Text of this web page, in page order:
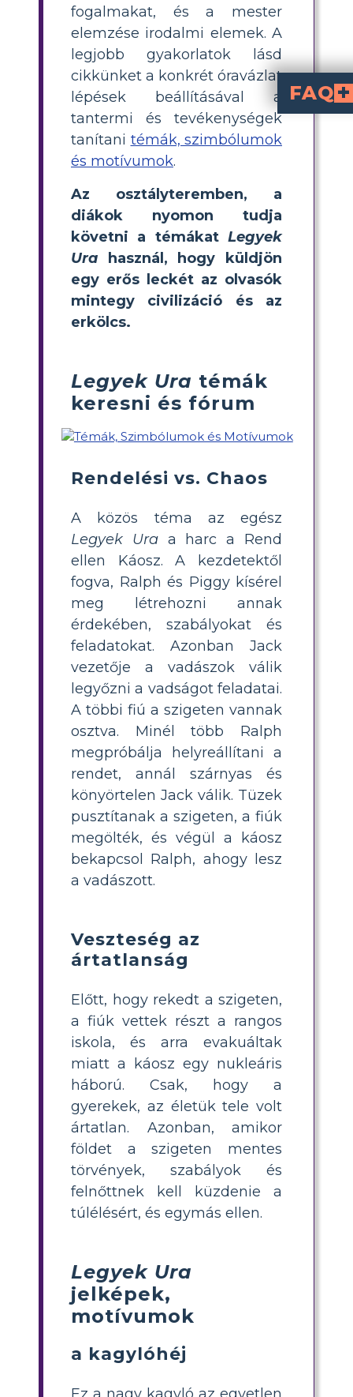
fogalmakat, és a mester
elemzése irodalmi elemek. A
legjobb gyakorlatok lásd
cikkünket a konkrét óravázlat
lépések beállításával a
tantermi és tevékenységek
tanítani témák, szimbólumok
és motívumok.
Az osztályteremben, a
diákok nyomon tudja
követni a témákat Legyek
Ura használ, hogy küldjön
egy erős leckét az olvasók
mintegy civilizáció és az
erkölcs.
Legyek Ura témák
keresni és fórum
Rendelési vs. Chaos
A közös téma az egész
Legyek Uraa harc a Rend
ellen Káosz. A kezdetektől
fogva, Ralph és Piggy kísérel
meg létrehozni annak
érdekében, szabályokat és
feladatokat. Azonban Jack
vezetője a vadászok válik
legyőzni a vadságot feladatai.
A többi fiú a szigeten vannak
osztva. Minél több Ralph
megpróbálja helyreállítani a
rendet, annál szárnyas és
könyörtelen Jack válik. Tüzek
pusztítanak a szigeten, a fiúk
megölték, és végül a káosz
bekapcsol Ralph, ahogy lesz
a vadászott.
Veszteség az
ártatlanság
Előtt, hogy rekedt a szigeten,
a fiúk vettek részt a rangos
iskola, és arra evakuáltak
miatt a káosz egy nukleáris
háború. Csak, hogy a
gyerekek, az életük tele volt
ártatlan. Azonban, amikor
földet a szigeten mentes
törvények, szabályok és
felnőttnek kell küzdenie a
túlélésért, és egymás ellen.
Legyek Ura
jelképek,
motívumok
a kagylóhéj
FAQ